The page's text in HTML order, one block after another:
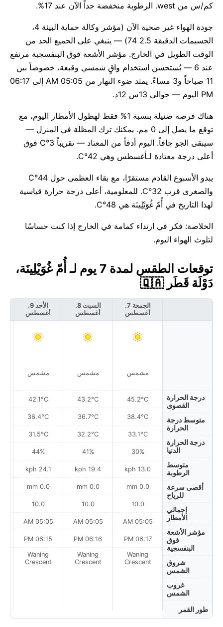
كم/س من west. الرطوبة منخفضة جداً الآن عند 17%.
جودة الهواء غير صحية الآن (مؤشر وكالة حماية البيئة 4،
الجسيمات الدقيقة 2.5 74) — ينبغي على الجميع الحد من
الوقت الطويل في الخارج. مؤشر الأشعة فوق البنفسجية مرتفع
عند 6 — يُستحسن استخدام واقٍ شمسي وقبعة، خصوصاً بين
11 صباحاً و3 مساءً. يمتد ضوء النهار من 05:05 AM إلى 06:17
PM اليوم — حوالي 13س 12د.
هناك فرصة ضئيلة بنسبة 1% فقط لهطول الأمطار اليوم، مع
توقع ما يصل إلى 0 مم. يمكنك ترك المظلة في المنزل —
سيبقى الجو جافاً. اليوم أدفأ من المعتاد — تقريباً 3°C فوق
أعلى درجة معتادة لـأغسطس وهي 42°C.
يبدو الأسبوع القادم مستقرًا، مع بقاء العظمى حول 44°C
والصغرى قرب 32°C. للمعلومية، أعلى درجة حرارة قياسية
لهذا التاريخ في أُمّ غُوَيْلِينَة هي 48°C.
الخلاصة: فكر في ارتداء كمامة في الخارج إذا كنت حساسًا
لتلوث الهواء اليوم.
توقعات الطقس لمدة 7 يوم لـ أُمّ غُوَيْلِينَة،
دَوْلَة قَطَر 🇶🇦
درجة الحرارة
القصوى
متوسط درجة
الحرارة
درجة الحرارة
الدنيا
متوسط
الرطوبة
أقصى سرعة
للرياح
إجمالي
الأمطار
مؤشر الأشعة
فوق
البنفسجية
شروق
الشمس
غروب
الشمس
طور القمر
الجمعة 7.
أغسطس
مشمس
45.2°C
38.4°C
33.1°C
30%
13.0 kph
0.0 mm
10.0
05:05 AM
06:17 PM
Waning
Crescent
السبت 8.
أغسطس
مشمس
43.2°C
36.7°C
32.2°C
41%
19.4 kph
0.0 mm
10.0
05:05 AM
06:16 PM
Waning
Crescent
الأحد 9.
أغسطس
مشمس
42.1°C
36.4°C
31.5°C
44%
24.1 kph
0.0 mm
10.0
05:05 AM
06:15 PM
Waning
Crescent